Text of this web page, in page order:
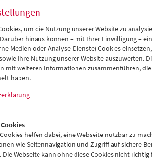
Mi 31.10. Do 1.11.
um die Nutzung unserer Website zu
hinaus können – mit Ihrer Einwilligung –
Medien oder Analyse-Dienste) Cookies
Ihre Nutzung unserer Website auszuwerten.
mit weiteren Informationen zusammenführen,
haben.
helfen dabei, eine Webseite nutzbar zu
wie Seitennavigation und Zugriff auf sichere
Die Webseite kann ohne diese Cookies nicht